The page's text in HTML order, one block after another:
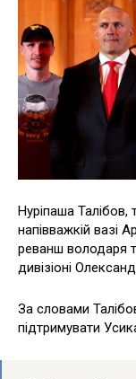
Нуріпаша Талібов,
напівважкій вазі
реванш володаря
дивізіоні
За словами
підтримувати